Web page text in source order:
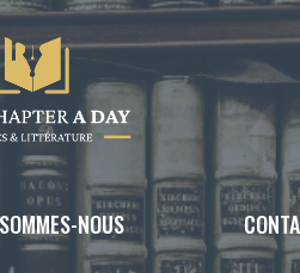
NOUS